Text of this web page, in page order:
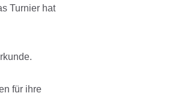
Turnier hat
für ihre